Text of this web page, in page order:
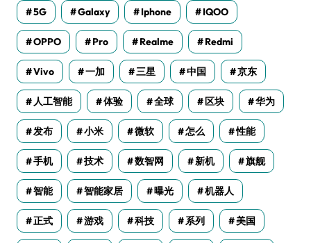
5G Galaxy Iphone IQOO
OPPO Pro Realme Redmi
Vivo 一加 三星 中国 京东
人工智能 体验 全球 区块 华为
发布 小米 微软 怎么 性能
手机 技术 数智网 新机 旗舰
智能 智能家居 曝光 机器人
正式 游戏 科技 系列 美国